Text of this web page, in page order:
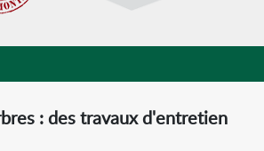
: des travaux d'entretien